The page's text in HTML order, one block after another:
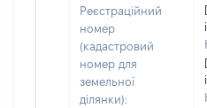
Реєстраційний
номер
(кадастровий
номер для
земельної
ділянки):